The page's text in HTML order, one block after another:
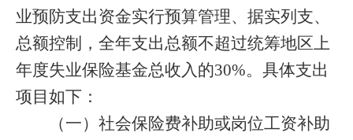
业预防支出资金实行预算管理、据实列支、
总额控制，全年支出总额不超过统筹地区上
年度失业保险基金总收入的30%。具体支出
项目如下：
（一）社会保险费补助或岗位工资补助